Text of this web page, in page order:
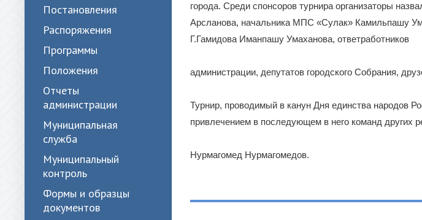
Постановления
Распоряжения
Программы
Положения
Отчеты
администрации
Муниципальная
служба
Муниципальный
контроль
Формы и образцы
документов
города. Среди спонсоров турнира организаторы
Арсланова, начальника МПС «Сулак» Камильпашу
Г.Гамидова Иманпашу Умаханова, ответработников
администрации, депутатов городского Собрания,
Турнир, проводимый в канун Дня единства народов
привлечением в последующем в него команд других
Нурмагомед Нурмагомедов.